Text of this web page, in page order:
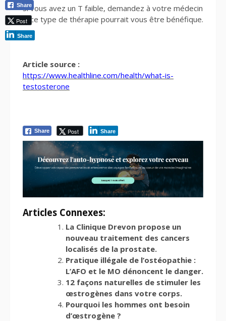
Si vous avez un T faible, demandez à votre médecin
si ce type de thérapie pourrait vous être bénéfique.
Article source :
https://www.healthline.com/health/what-is-
testosterone
Share Post Share
Articles Connexes:
La Clinique Drevon propose un
nouveau traitement des cancers
localisés de la prostate.
Pratique illégale de l’ostéopathie :
L’AFO et le MO dénoncent le danger.
12 façons naturelles de stimuler les
œstrogènes dans votre corps.
Pourquoi les hommes ont besoin
d’œstrogène ?
Share
Post
Share